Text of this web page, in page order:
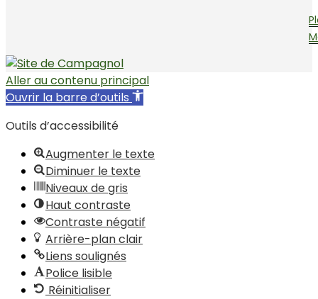
Aller au contenu principal
Ouvrir la barre d’outils
Outils d’accessibilité
Augmenter le texte
Diminuer le texte
Niveaux de gris
Haut contraste
Contraste négatif
Arrière-plan clair
Liens soulignés
Police lisible
Réinitialiser